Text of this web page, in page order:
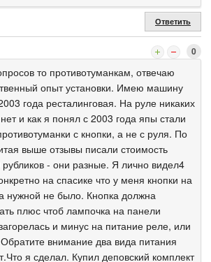
Ответить
0
то противотуманкам, отвечаю
опыт установки. Имею машину
года ресталинговая. На руле никаких
и как я понял с 2003 года япы стали
с кнопки, а не с руля. По
выше отзывы писали стоимость
- они разные. Я лично видел4
на спасике что у меня кнопки на
нужной не было. Кнопка должна
плюс чтоб лампочка на панели
и минус на питание реле, или
внимание два вида питания
я сделал. Купил деповский комплект